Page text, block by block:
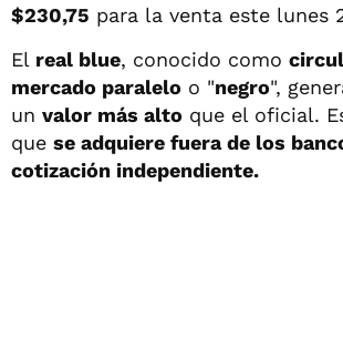
$230,75 para la venta este lunes
El real blue, conocido como
mercado paralelo o "negro",
un valor más alto que el oficial.
que se adquiere fuera de los
cotización independiente.